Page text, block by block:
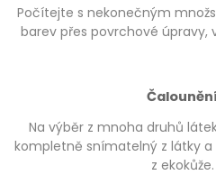
Počítejte s nekonečným
barev přes povrchové úpravy,
Na výběr z mnoha druhů
kompletně snímatelný z látky
z ekokůže.